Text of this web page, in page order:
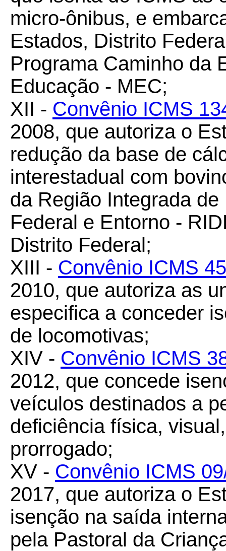
micro-ônibus, e
Estados, Distrito
Programa Caminho da
Educação - MEC;
XII - Convênio ICMS
2008, que autoriza o
redução da base de
interestadual com
da Região Integrada
Federal e Entorno -
Distrito Federal;
XIII - Convênio ICMS
2010, que autoriza as
especifica a conceder
de locomotivas;
XIV - Convênio ICMS
2012, que concede
veículos destinados a
deficiência física,
prorrogado;
XV - Convênio ICMS
2017, que autoriza o
isenção na saída
pela Pastoral da